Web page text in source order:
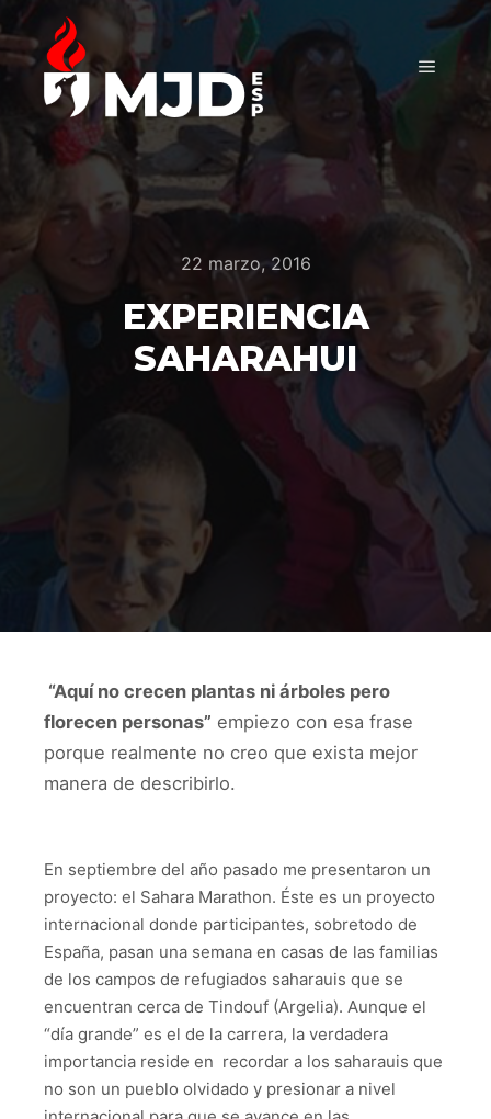
22 marzo, 2016
EXPERIENCIA
SAHARAHUI
“Aquí no crecen plantas ni árboles pero
florecen personas” empiezo con esa frase
porque realmente no creo que exista mejor
manera de describirlo.
En septiembre del año pasado me presentaron un
proyecto: el Sahara Marathon. Éste es un proyecto
internacional donde participantes, sobretodo de
España, pasan una semana en casas de las familias
de los campos de refugiados saharauis que se
encuentran cerca de Tindouf (Argelia). Aunque el
“día grande” es el de la carrera, la verdadera
importancia reside en recordar a los saharauis que
no son un pueblo olvidado y presionar a nivel